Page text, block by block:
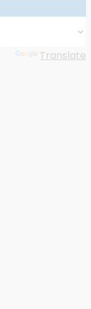
Translate